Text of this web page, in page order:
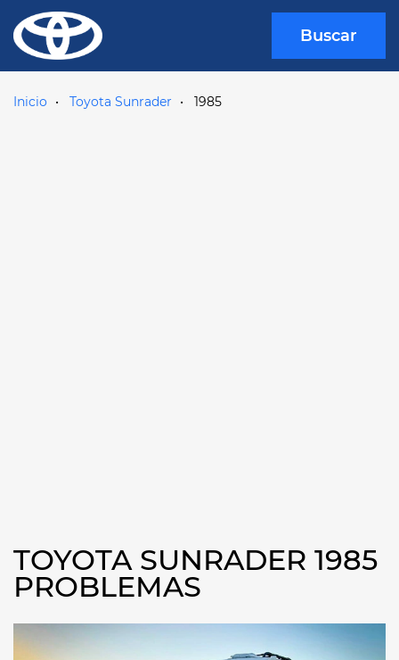
Buscar
Inicio Toyota Sunrader 1985
TOYOTA SUNRADER 1985
PROBLEMAS